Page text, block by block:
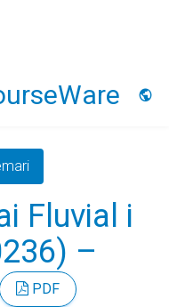
Fluvial i
–
PDF